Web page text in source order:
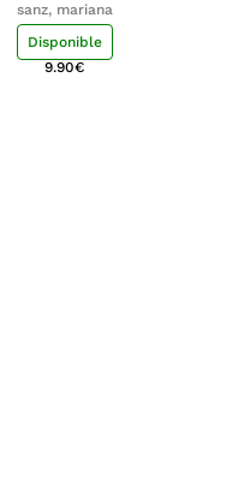
sanz, mariana
Disponible
9.90€